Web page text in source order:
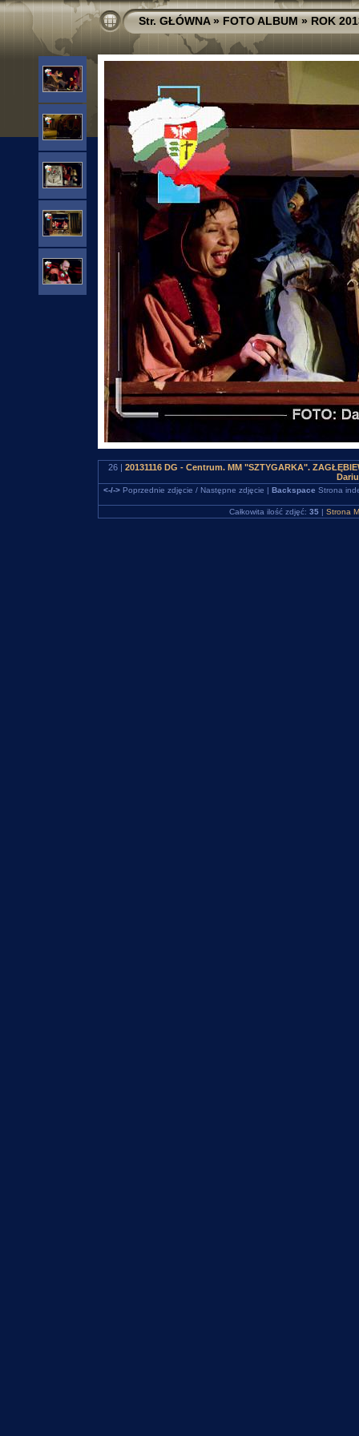
Str. GŁÓWNA»FOTO ALBUM»ROK
26 | 20131116 DG - Centrum. MM "SZTYGARKA".
<-/->Poprzednie zdjęcie / Następne zdjęcie | Backspace Strona
Całkowita ilość zdjęć: 35 | Strona